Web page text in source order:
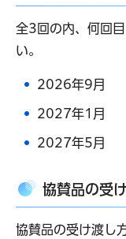
全3回の内、何回
い。
2026年9月
2027年1月
2027年5月
協賛品の受
協賛品の受け渡し